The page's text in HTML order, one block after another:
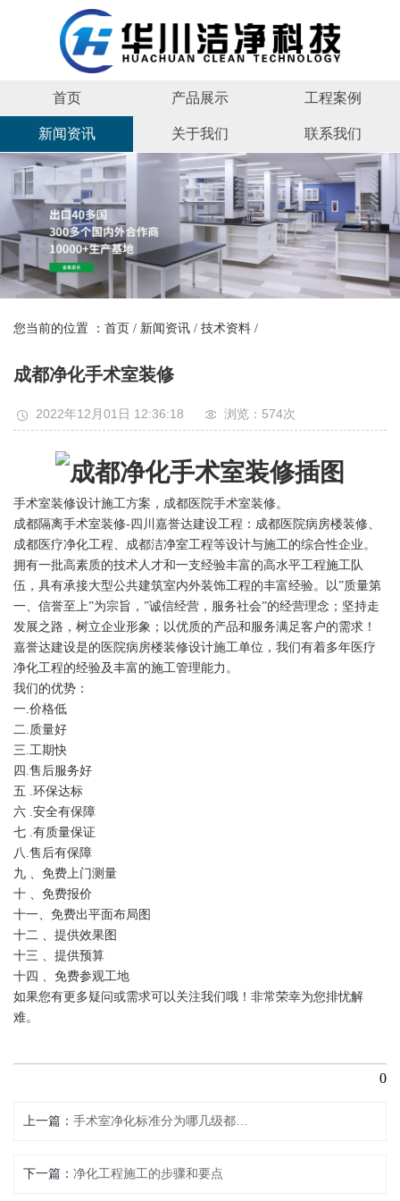
首页 产品展示 工程案例
新闻资讯 关于我们 联系我们
您当前的位置 ： 首页 / 新闻资讯 / 技术资料 /
成都净化手术室装修
2022年12月01日 12:36:18 浏览：574次
手术室装修设计施工方案，成都医院手术室装修。
成都隔离手术室装修-四川嘉誉达建设工程：成都医院病房楼装修、
成都医疗净化工程、成都洁净室工程等设计与施工的综合性企业。
拥有一批高素质的技术人才和一支经验丰富的高水平工程施工队
伍，具有承接大型公共建筑室内外装饰工程的丰富经验。以”质量第
一、信誉至上”为宗旨，”诚信经营，服务社会”的经营理念；坚持走
发展之路，树立企业形象；以优质的产品和服务满足客户的需求！
嘉誉达建设是的医院病房楼装修设计施工单位，我们有着多年医疗
净化工程的经验及丰富的施工管理能力。
我们的优势：
一.价格低
二.质量好
三.工期快
四.售后服务好
五 .环保达标
六 .安全有保障
七 .有质量保证
八.售后有保障
九 、免费上门测量
十 、免费报价
十一、免费出平面布局图
十二 、提供效果图
十三 、提供预算
十四 、免费参观工地
如果您有更多疑问或需求可以关注我们哦！非常荣幸为您排忧解
难。
0
上一篇 手术室净化标准分为哪几级都有什么要求
下一篇 净化工程施工的步骤和要点